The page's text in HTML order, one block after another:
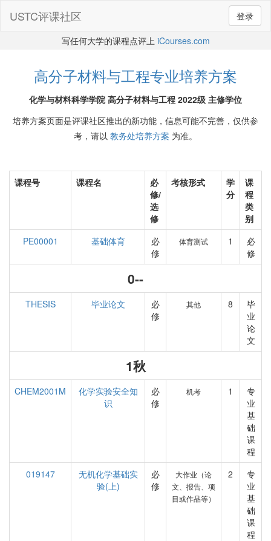
登录
USTC评课社区
写任何大学的课程点评上 iCourses.com
高分子材料与工程专业培养方案
化学与材料科学学院 高分子材料与工程 2022级 主修学位
培养方案页面是评课社区推出的新功能，信息可能不完善，仅供参
考，请以 教务处培养方案 为准。
课程号 课程名
必
修/
选
修
考核形式
学
分
课
程
类
别
PE00001
基础体育
必
修
体育测试 1
必
修
0--
THESIS 毕业论文
必
修
其他 8
毕
业
论
文
1秋
CHEM2001M
化学实验安全知
识
必
修
机考 1
专
业
基
础
课
程
019147
无机化学基础实
验(上)
必
修
大作业（论
文、报告、项
目或作品等）
2
专
业
基
础
课
程